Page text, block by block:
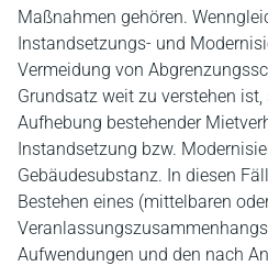
Maßnahmen gehören.
Instandsetzungs- und
Vermeidung von
Grundsatz weit zu verstehen
Aufhebung bestehender
Instandsetzung bzw.
Gebäudesubstanz. In diesen
Bestehen eines (mittelbaren
Aufwendungen und den nach